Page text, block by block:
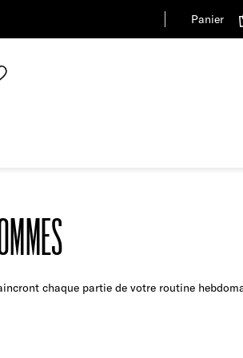
Panier
chaque partie de votre routine